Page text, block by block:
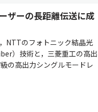
ザーの長距離伝送に成
NTTのフォトニック結晶光
）技術と，三菱重工の高出
の高出力シングルモードレ